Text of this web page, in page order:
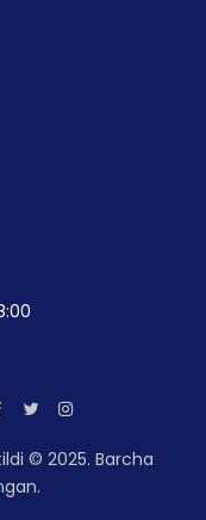
© 2025. Barcha